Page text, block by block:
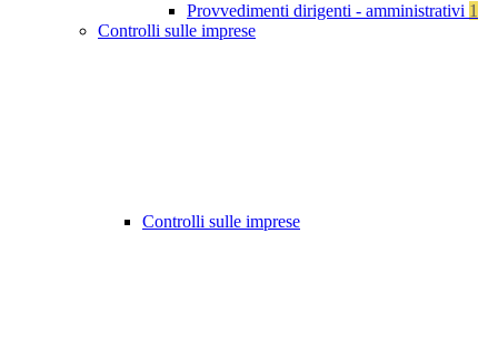
Provvedimenti dirigenti - amministrativi 1
Controlli sulle imprese
Controlli sulle imprese